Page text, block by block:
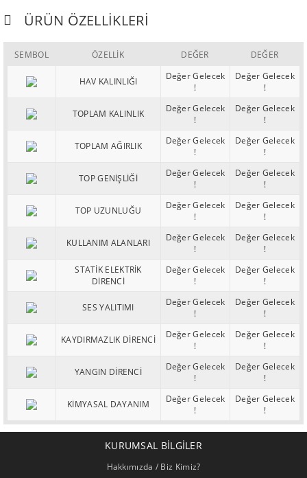
ÜRÜN ÖZELLIKLERI
SEMBOL ÖZELLİK DEĞER DEĞER
HAV KALINLIĞI
Değer Gelecek
!
Değer Gelecek
!
TOPLAM KALINLIK
Değer Gelecek
!
Değer Gelecek
!
TOPLAM AĞIRLIK
Değer Gelecek
!
Değer Gelecek
!
TOP GENİŞLİĞİ
Değer Gelecek
!
Değer Gelecek
!
TOP UZUNLUĞU
Değer Gelecek
!
Değer Gelecek
!
KULLANIM ALANLARI
Değer Gelecek
!
Değer Gelecek
!
STATİK ELEKTRİK
DİRENCİ
Değer Gelecek
!
Değer Gelecek
!
SES YALITIMI
Değer Gelecek
!
Değer Gelecek
!
KAYDIRMAZLIK DİRENCİ
Değer Gelecek
!
Değer Gelecek
!
YANGIN DİRENCİ
Değer Gelecek
!
Değer Gelecek
!
KİMYASAL DAYANIM
Değer Gelecek
!
Değer Gelecek
!
KURUMSAL BILGILER
Hakkımızda / Biz Kimiz?